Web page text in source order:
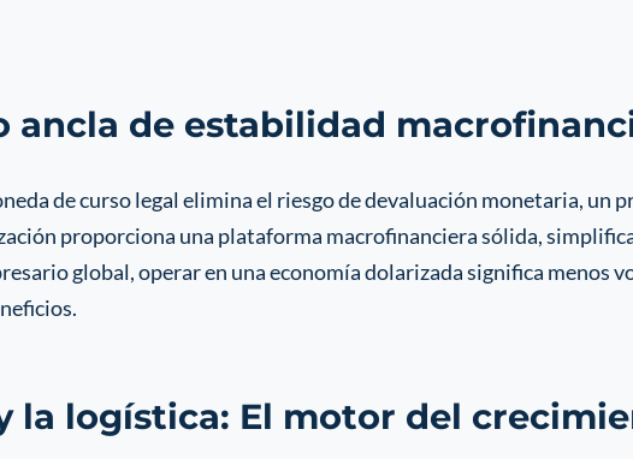
ancla de estabilidad
de curso legal elimina el riesgo de devaluación monetaria, un
proporciona una plataforma macrofinanciera sólida,
global, operar en una economía dolarizada significa menos
la logística: El motor del